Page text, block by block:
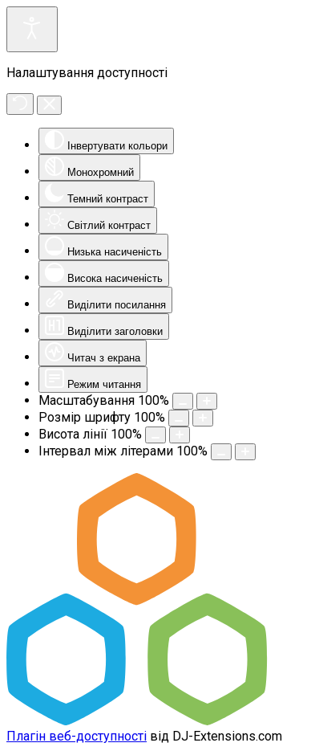
Налаштування доступності
Інвертувати кольори
Монохромний
Темний контраст
Світлий контраст
Низька насиченість
Висока насиченість
Виділити посилання
Виділити заголовки
Читач з екрана
Режим читання
Масштабування 100%
Розмір шрифту 100%
Висота лінії 100%
Інтервал між літерами 100%
Плагін веб-доступності від DJ-Extensions.com